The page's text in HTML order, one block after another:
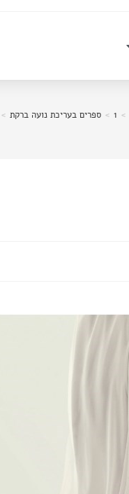
>
1
> ספרים בעריכת נועה ברקת >